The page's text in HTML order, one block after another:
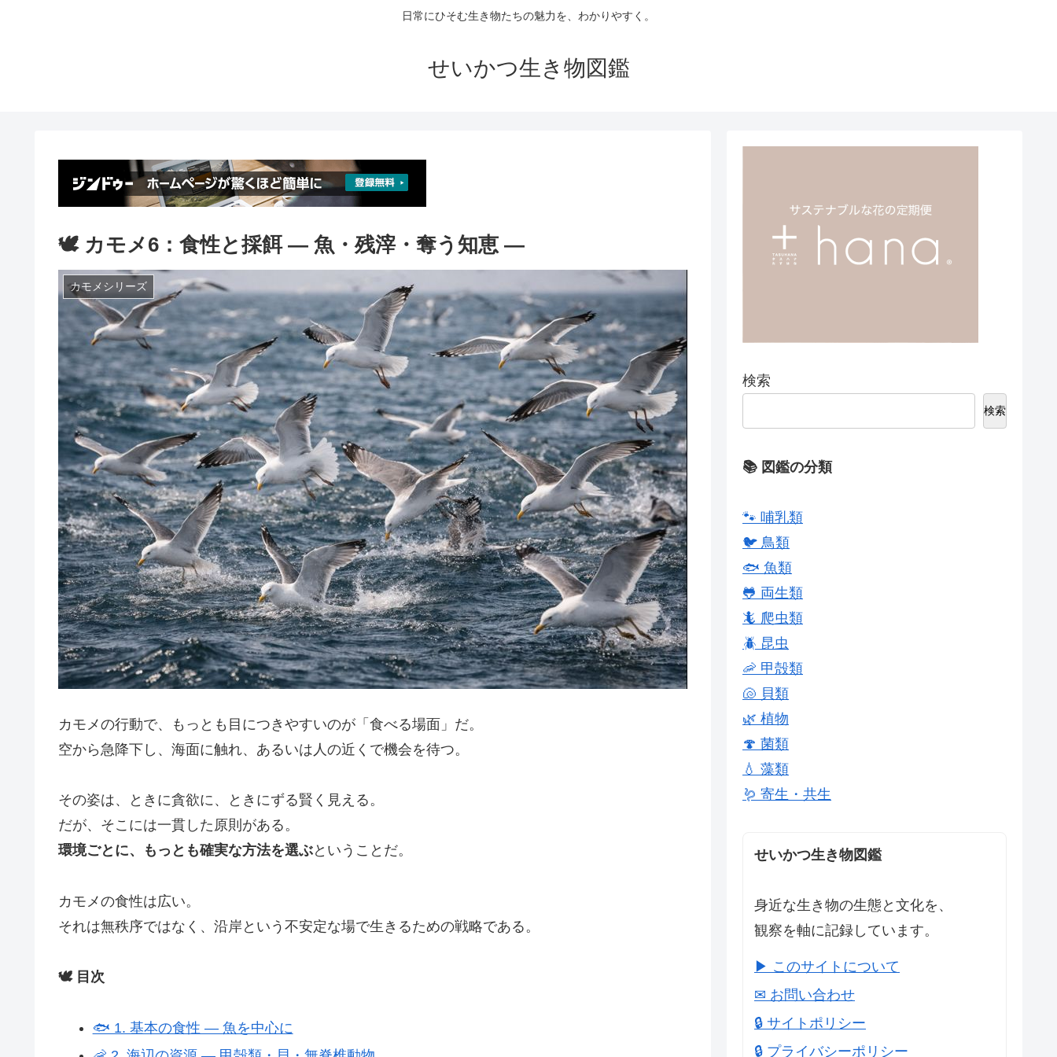
日常にひそむ生き物たちの魅力を、わかりやすく。
せいかつ生き物図鑑
🕊️ カモメ6：食性と採餌 ― 魚・残滓・奪う知恵 ―
カモメシリーズ
カモメの行動で、もっとも目につきやすいのが「食べる場面」だ。
空から急降下し、海面に触れ、あるいは人の近くで機会を待つ。
その姿は、ときに貪欲に、ときにずる賢く見える。
だが、そこには一貫した原則がある。
環境ごとに、もっとも確実な方法を選ぶということだ。
カモメの食性は広い。
それは無秩序ではなく、沿岸という不安定な場で生きるための戦略である。
🕊️ 目次
🐟 1. 基本の食性 ― 魚を中心に
検索
検索
📚 図鑑の分類
🐾 哺乳類
🐦 鳥類
🐟 魚類
🐸 両生類
🦎 爬虫類
🪲 昆虫
🦐 甲殻類
🐚 貝類
🌿 植物
🍄 菌類
💧 藻類
🪱 寄生・共生
せいかつ生き物図鑑
身近な生き物の生態と文化を、
観察を軸に記録しています。
▶ このサイトについて
✉ お問い合わせ
🔒 サイトポリシー
🔒 プライバシーポリシー